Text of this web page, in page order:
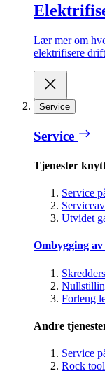
Lær mer om
elektrifisere
Service
Service
Tjenester
Service
Utvidet
Ombygging
Forleng
Andre
Service
Rock